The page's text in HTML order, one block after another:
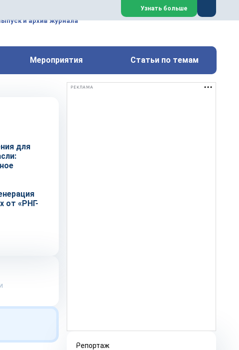
техническим обслуживанием
металлургических
Закрыть
Узнать больше
и архив журнала
Мероприятия Статьи по темам
для
от «РНГ-
РЕКЛАМА
Репортаж